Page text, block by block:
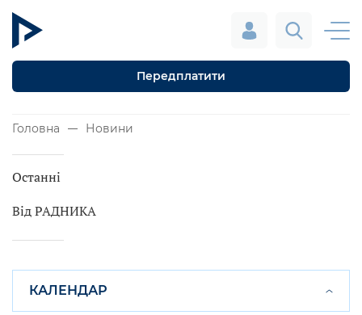
Передплатити
Головна Новини
Останні
Від РАДНИКА
КАЛЕНДАР